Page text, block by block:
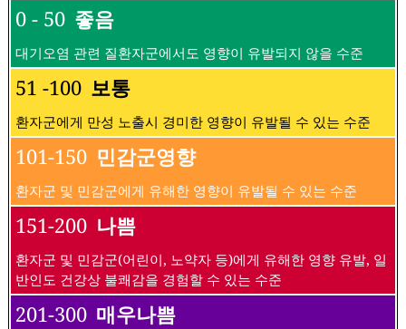
0 - 50 좋음
대기오염 관련 질환자군에서도 영향이 유발되지 않을 수준
51 -100 보통
환자군에게 만성 노출시 경미한 영향이 유발될 수 있는 수준
101-150 민감군영향
환자군 및 민감군에게 유해한 영향이 유발될 수 있는 수준
151-200 나쁨
환자군 및 민감군(어린이, 노약자 등)에게 유해한 영향 유발, 일
반인도 건강상 불쾌감을 경험할 수 있는 수준
201-300 매우나쁨